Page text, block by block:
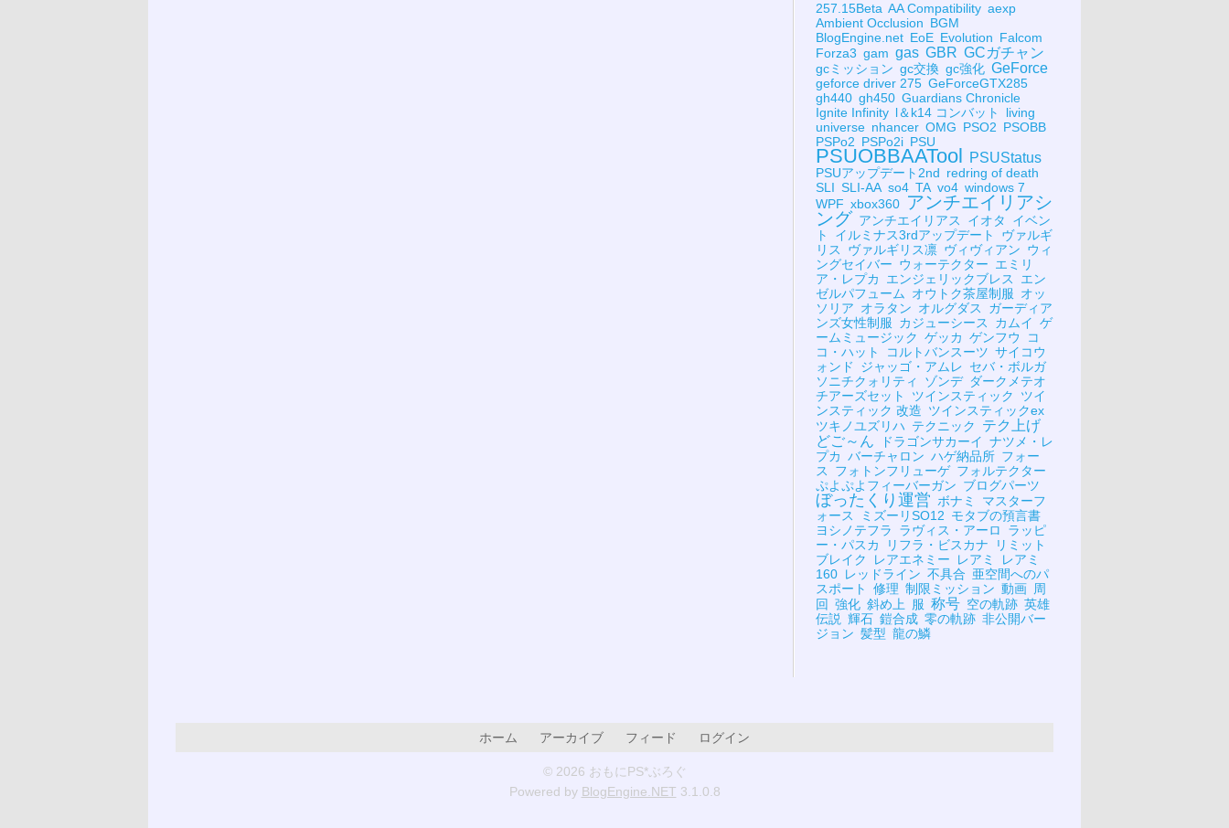
257.15Beta AA Compatibility aexp
Ambient Occlusion BGM
BlogEngine.net EoE Evolution Falcom
Forza3 gam gas GBR GCガチャン
gcミッション gc交換 gc強化 GeForce
geforce driver 275 GeForceGTX285
gh440 gh450 Guardians Chronicle
Ignite Infinity l＆k14 コンバット
living
universe nhancer OMG PSO2 PSOBB
PSPo2 PSPo2i PSU
PSUOBBAATool PSUStatus
PSUアップデート2nd redring of death
SLI SLI-AA so4 TA vo4 windows 7
WPF xbox360 アンチエイリアシ
ング アンチエイリアス イオタ
イベン
ト
イルミナス3rdアップデート
ヴァルギ
リス
ヴァルギリス凛 ヴィヴィアン ウィ
ングセイバー ウォーテクター エミリ
ア・レプカ
エンジェリックブレス
エン
ゼルパフューム
オウトク茶屋制服 オッ
ソリア オラタン オルグダス
ガーディア
ンズ女性制服 カジューシース カムイ ゲ
ームミュージック ゲッカ ゲンフウ
コ
コ・ハット
コルトバンスーツ サイコウ
ォンド
ジャッゴ・アムレ セバ・ボルガ
ソニチクォリティ
ゾンデ ダークメテオ
チアーズセット
ツインスティック
ツイ
ンスティック 改造 ツインスティックex
ツキノユズリハ テクニック
テク上げ
どご～ん
ドラゴンサカーイ ナツメ・レ
プカ バーチャロン ハゲ納品所 フォー
ス
フォトンフリューゲ フォルテクター
ぷよぷよフィーバーガン ブログパーツ
ぼったくり運営 ボナミ
マスターフ
ォース
ミズーリSO12 モタブの預言書
ヨシノテフラ
ラヴィス・アーロ
ラッピ
ー・パスカ
リフラ・ビスカナ
リミット
ブレイク
レアエネミー レアミ
レアミ
160 レッドライン 不具合 亜空間へのパ
スポート
修理 制限ミッション 動画 周
回 強化 斜め上 服 称号 空の軌跡 英雄
伝説 輝石 鎧合成 零の軌跡 非公開バー
ジョン 髪型 龍の鱗
ホーム アーカイブ フィード ログイン
© 2026 おもにPS*ぶろぐ
Powered by BlogEngine.NET 3.1.0.8